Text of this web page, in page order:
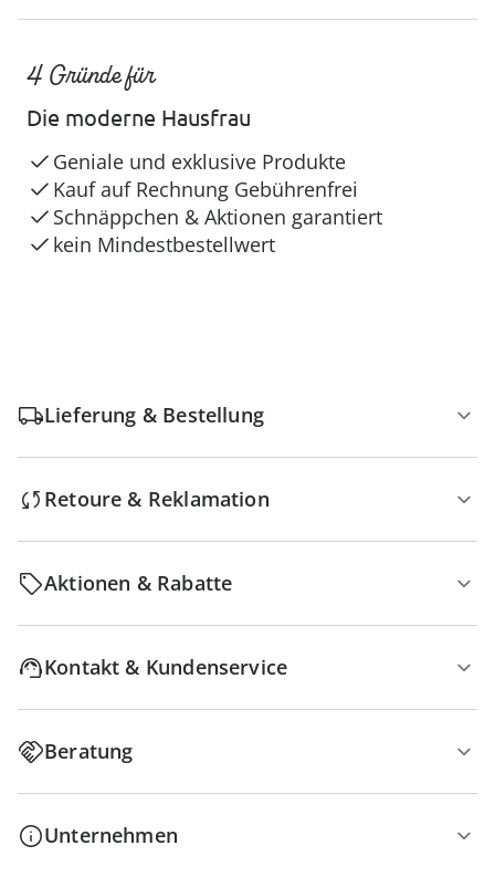
4 Gründe für
Die moderne Hausfrau
Geniale und exklusive Produkte
Kauf auf Rechnung Gebührenfrei
Schnäppchen & Aktionen garantiert
kein Mindestbestellwert
Lieferung & Bestellung
Retoure & Reklamation
Aktionen & Rabatte
Kontakt & Kundenservice
Beratung
Unternehmen